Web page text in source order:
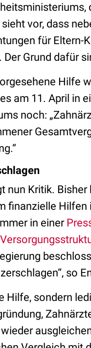
vor, dass
für Eltern-
Grund dafür
Hilfe
am 11. April in
noch:
nun Kritik.
finanzielle
in einer
so
Hilfe, sondern